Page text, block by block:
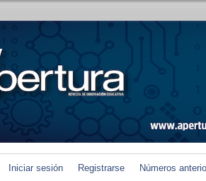
Iniciar sesión Registrarse Números